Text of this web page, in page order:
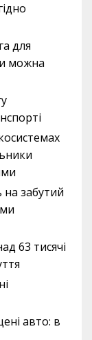
для
можна
на забутий
63 тисячі
авто: в